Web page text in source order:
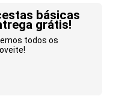
básicas
grátis!
todos os